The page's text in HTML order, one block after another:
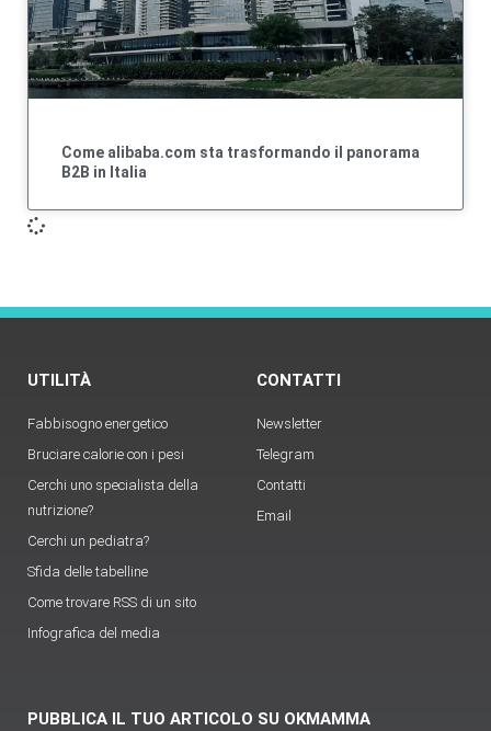
Come alibaba.com sta trasformando il panorama
B2B in Italia
UTILITÀ
Fabbisogno energetico
Bruciare calorie con i pesi
Cerchi uno specialista della
nutrizione?
Cerchi un pediatra?
Sfida delle tabelline
Come trovare RSS di un sito
Infografica del media
CONTATTI
Newsletter
Telegram
Contatti
Email
PUBBLICA IL TUO ARTICOLO SU OKMAMMA